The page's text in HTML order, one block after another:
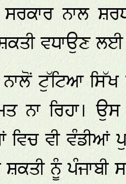
ਨਾਲ
ਵਧਾਉਣ ਲਈ
ਟੁੱਟਿਆ ਸਿੱਖ
ਨਾ ਰਿਹਾ।
ਵਿਚ ਵੀ ਵੰਡੀਆਂ
ਸ਼ਕਤੀ ਨੂੰ